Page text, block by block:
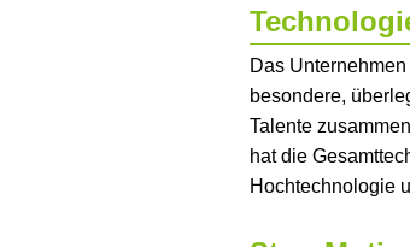
Das
besondere,
Talente
hat die
Hochtechnologie